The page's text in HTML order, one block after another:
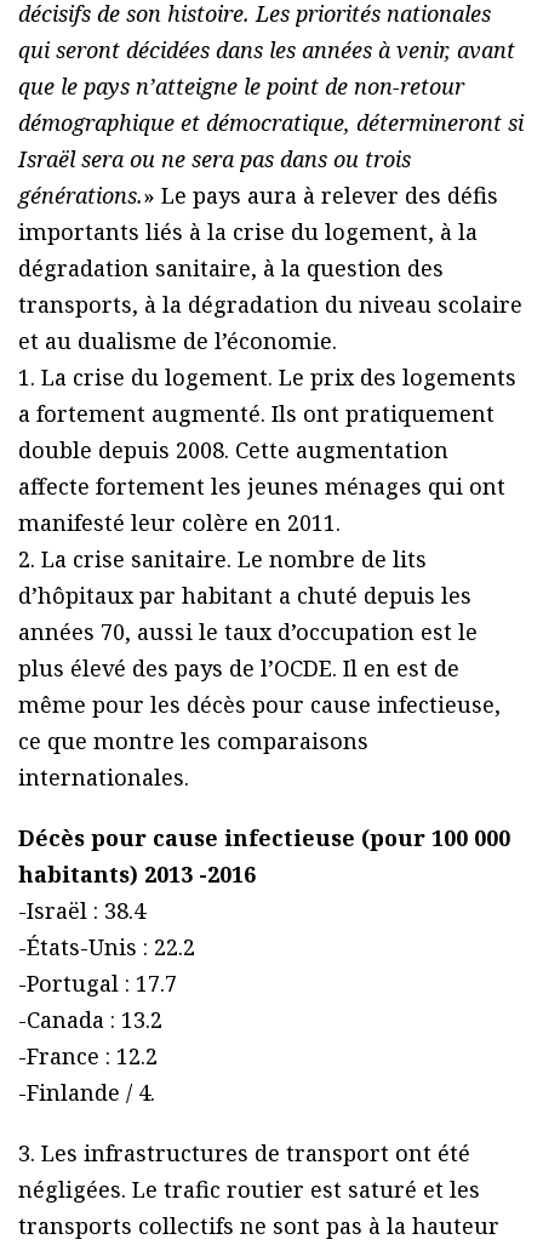
décisifs de son histoire. Les priorités nationales
qui seront décidées dans les années à venir, avant
que le pays n’atteigne le point de non-retour
démographique et démocratique, détermineront si
Israël sera ou ne sera pas dans ou trois
générations.» Le pays aura à relever des défis
importants liés à la crise du logement, à la
dégradation sanitaire, à la question des
transports, à la dégradation du niveau scolaire
et au dualisme de l’économie.
1. La crise du logement. Le prix des logements
a fortement augmenté. Ils ont pratiquement
double depuis 2008. Cette augmentation
affecte fortement les jeunes ménages qui ont
manifesté leur colère en 2011.
2. La crise sanitaire. Le nombre de lits
d’hôpitaux par habitant a chuté depuis les
années 70, aussi le taux d’occupation est le
plus élevé des pays de l’OCDE. Il en est de
même pour les décès pour cause infectieuse,
ce que montre les comparaisons
internationales.
Décès pour cause infectieuse (pour 100 000
habitants) 2013 -2016
-Israël : 38.4
-États-Unis : 22.2
-Portugal : 17.7
-Canada : 13.2
-France : 12.2
-Finlande / 4.
3. Les infrastructures de transport ont été
négligées. Le trafic routier est saturé et les
transports collectifs ne sont pas à la hauteur